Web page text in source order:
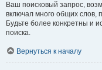
Ваш поисковый запрос,
включал много общих слов,
Будьте более конкретны и
поиска.
Вернуться к началу